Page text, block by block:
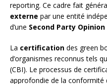
reporting. Ce cadre fait
externe par une entité
d’une Second Party Opinion
La certification des green
d’organismes reconnus tels
(CBI). Le processus de
approfondie de la conformité